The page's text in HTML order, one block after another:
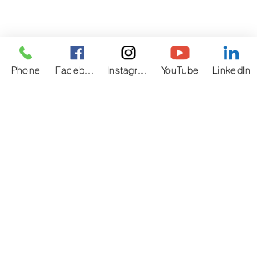
Phone YouTube LinkedIn